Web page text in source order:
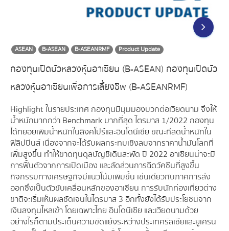
ASEAN B-ASEAN B-ASEANRMF Product Update
กองทุนเปิดบัวหลวงหุ้นอาเซียน (B-ASEAN) กองทุนเปิดบัว
หลวงหุ้นอาเซียนเพื่อการเลี้ยงชีพ (B-ASEANRMF)
Highlight ในรายประเทศ กองทุนมีมุมมองบวกต่อเวียดนาม จึงให้
น้ำหนักมากกว่า Benchmark มากที่สุด ไตรมาส 1/2022 กองทุน
ได้ทยอยเพิ่มน้ำหนักในสิงคโปร์และอินโดนีเซีย ขณะที่ลดน้ำหนักใน
ฟิลิปปินส์ เนื่องจากจะได้รับผลกระทบเชิงลบจากราคาน้ำมันโลกที่
เพิ่มสูงขึ้น ทำให้ขาดทุนดุลบัญชีเดินสะพัด ปี 2022 อาเซียนน่าจะมี
การฟื้นตัวจากการเปิดเมือง และสัดส่วนการฉีดวัคซีนที่สูงขึ้น
กิจกรรมทางเศรษฐกิจมีแนวโน้มเพิ่มขึ้น เช่นเดียวกับภาคการส่ง
ออกซึ่งเป็นตัวขับเคลื่อนหลักของอาเซียน การรับนักท่องเที่ยวต่าง
ชาติจะเริ่มเห็นผลชัดเจนในไตรมาส 3 อีกทั้งยังได้รับประโยชน์จาก
เงินลงทุนไหลเข้า โดยเฉพาะไทย อินโดนีเซีย และเวียดนามด้วย
อย่างไรก็ตามประเด็นความขัดแย้งระหว่างประเทศรัสเซียและยูเครน